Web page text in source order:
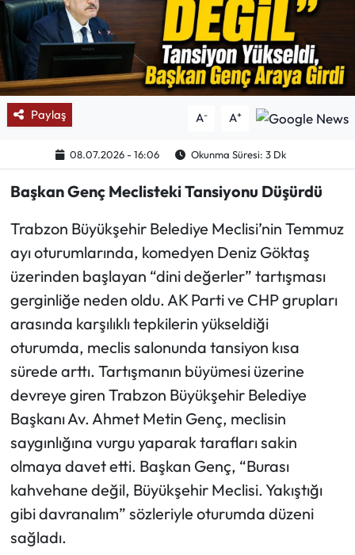
Paylaş A- A+
08.07.2026 - 16:06 Okunma Süresi: 3 Dk
Başkan Genç Meclisteki Tansiyonu Düşürdü
Trabzon Büyükşehir Belediye Meclisi’nin Temmuz
ayı oturumlarında, komedyen Deniz Göktaş
üzerinden başlayan “dini değerler” tartışması
gerginliğe neden oldu. AK Parti ve CHP grupları
arasında karşılıklı tepkilerin yükseldiği
oturumda, meclis salonunda tansiyon kısa
sürede arttı. Tartışmanın büyümesi üzerine
devreye giren Trabzon Büyükşehir Belediye
Başkanı Av. Ahmet Metin Genç, meclisin
saygınlığına vurgu yaparak tarafları sakin
olmaya davet etti. Başkan Genç, “Burası
kahvehane değil, Büyükşehir Meclisi. Yakıştığı
gibi davranalım” sözleriyle oturumda düzeni
sağladı.
Manşet
Köşe Yazıları
Karikatür Galeri
BIK
ASTROLOJİ
Spor Yazıları
Mektup Galeri
Ekonomi
Sağlık
Turizm
Teknoloji